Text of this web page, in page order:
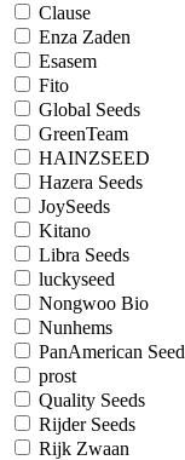
Clause
Enza Zaden
Esasem
Fito
Global Seeds
GreenTeam
HAINZSEED
Hazera Seeds
JoySeeds
Kitano
Libra Seeds
luckyseed
Nongwoo Bio
Nunhems
PanAmerican Seed
prost
Quality Seeds
Rijder Seeds
Rijk Zwaan